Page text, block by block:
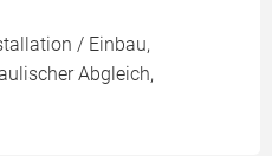
/ Einbau,
Abgleich,